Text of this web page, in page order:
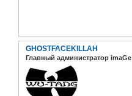
GHOSTFACEKILLAH
Главный администратор imaGe